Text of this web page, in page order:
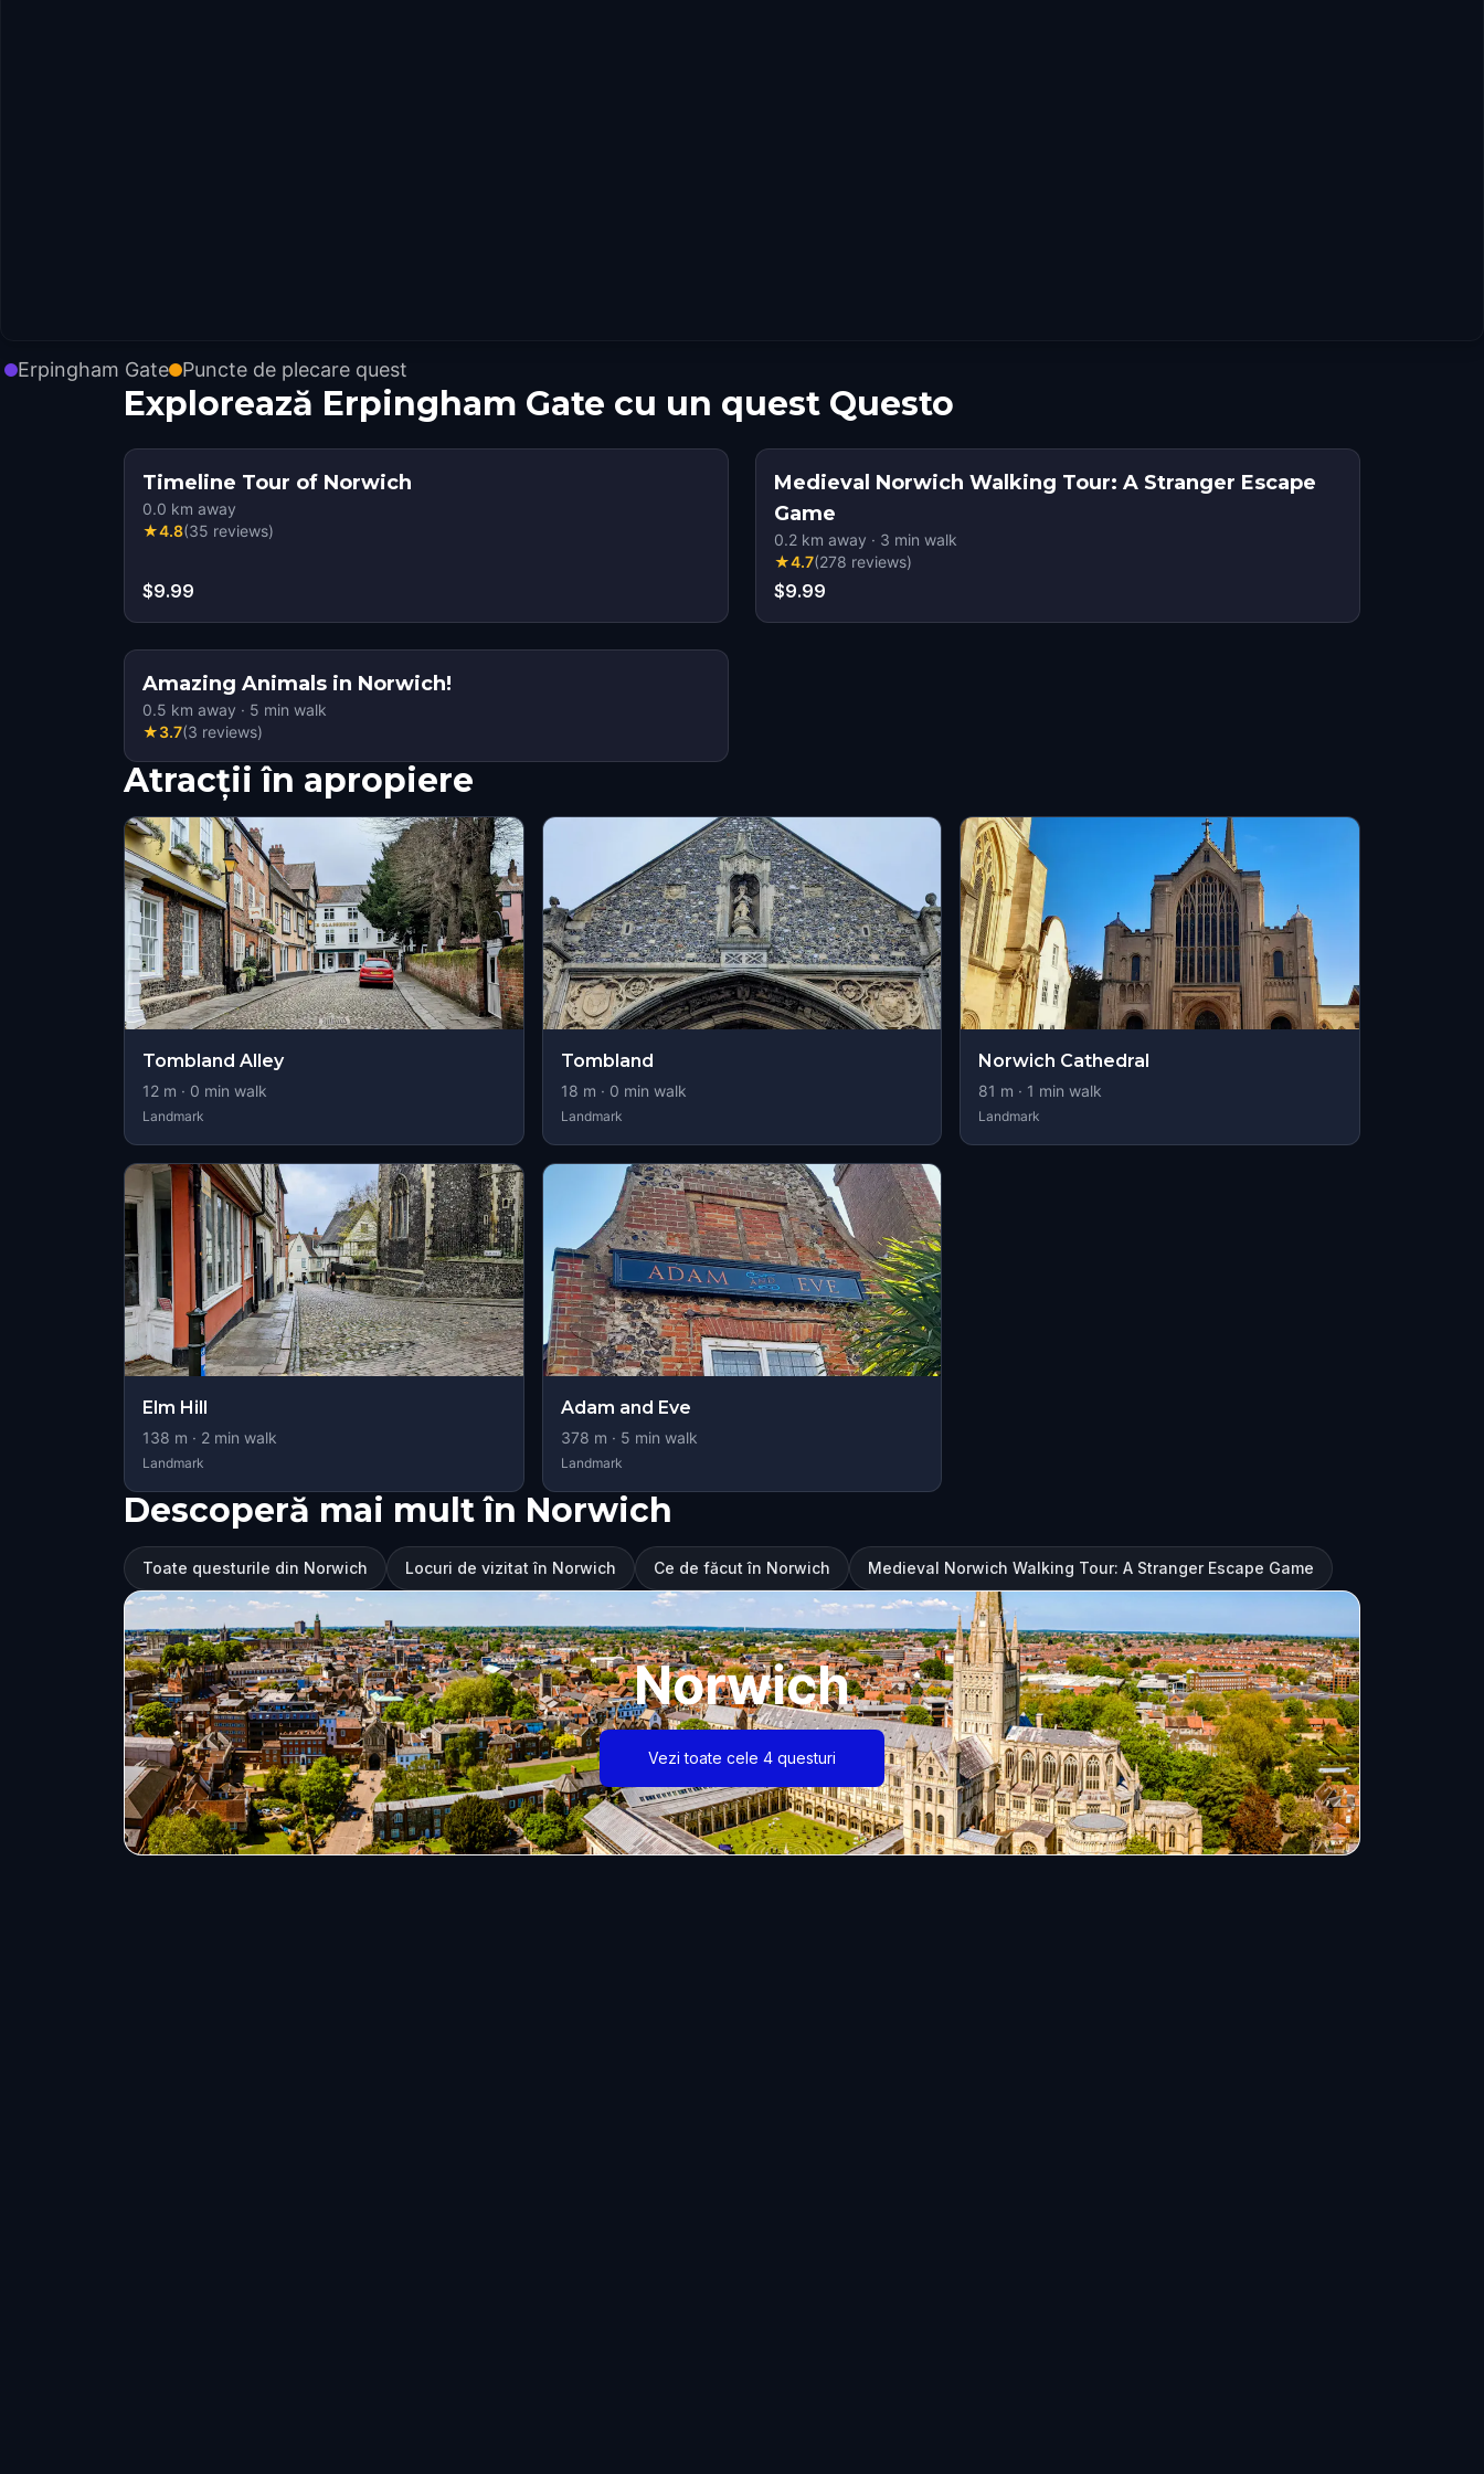
Erpingham Gate Puncte de plecare quest
Explorează Erpingham Gate cu un quest Questo
Timeline Tour of Norwich
0.0 km away
★4.8(35 reviews)
$9.99
Medieval Norwich Walking Tour: A Stranger Escape
Game
0.2 km away · 3 min walk
★4.7(278 reviews)
$9.99
Amazing Animals in Norwich!
0.5 km away · 5 min walk
★3.7(3 reviews)
Atracții în apropiere
Tombland Alley
12 m · 0 min walk
Landmark
Tombland
18 m · 0 min walk
Landmark
Norwich Cathedral
81 m · 1 min walk
Landmark
Elm Hill
138 m · 2 min walk
Landmark
Adam and Eve
378 m · 5 min walk
Landmark
Descoperă mai mult în Norwich
Toate questurile din Norwich Locuri de vizitat în Norwich Ce de făcut în Norwich Medieval Norwich Walking Tour: A Stranger Escape Game
Norwich
Vezi toate cele 4 questuri